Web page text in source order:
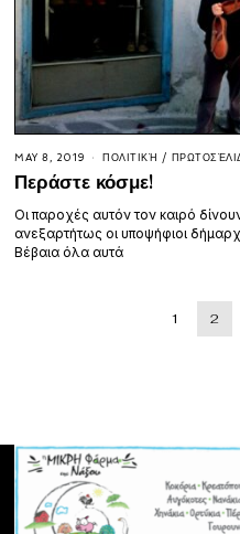
MAY 8, 2019 ΠΟΛΙΤΙΚΉ /
Περάστε κόσμε!
Οι παροχές αυτόν τον καιρό
ανεξαρτήτως οι υποψήφιοι
Βέβαια όλα αυτά
1 2